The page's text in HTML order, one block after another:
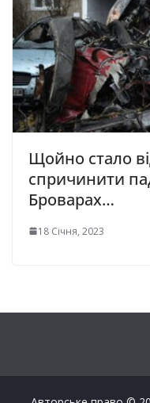
Щойно стало
спричинити
Броварах…
18 Січня, 2023